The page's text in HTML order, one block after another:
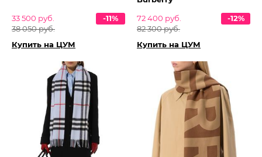
33 500 руб.
38 050 руб.
-11%
Купить на ЦУМ
72 400 руб.
82 300 руб.
-12%
Купить на ЦУМ